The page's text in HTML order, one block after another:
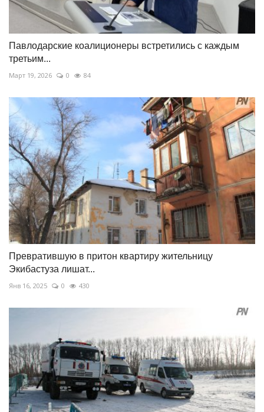
Павлодарские коалиционеры встретились с каждым
третьим...
Март 19, 2026 0 84
Превратившую в притон квартиру жительницу
Экибастуза лишат...
Янв 16, 2025 0 430